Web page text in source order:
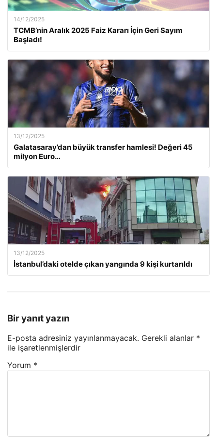
14/12/2025
TCMB’nin Aralık 2025 Faiz Kararı İçin Geri Sayım
Başladı!
13/12/2025
Galatasaray’dan büyük transfer hamlesi! Değeri 45
milyon Euro…
13/12/2025
İstanbul’daki otelde çıkan yangında 9 kişi kurtarıldı
Bir yanıt yazın
E-posta adresiniz yayınlanmayacak. Gerekli alanlar *
ile işaretlenmişlerdir
Yorum *